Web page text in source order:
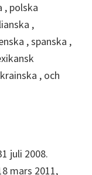
, polska
,
, spanska ,
, och
juli 2008.
mars 2011,